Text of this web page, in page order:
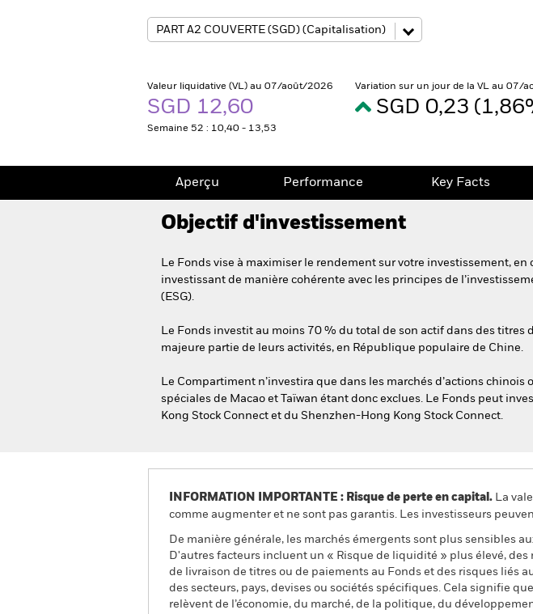
Valeur liquidative (VL) au 07/août/2026
SGD 12,60
Semaine 52 : 10,40 - 13,53
Variation sur un jour de la VL au 07/
SGD 0,23
Aperçu Performance Key Facts
Objectif d'investissement
Le Fonds vise à maximiser le rendement sur votre investissement,
investissant de manière cohérente avec les principes de
(ESG).
Le Fonds investit au moins 70 % du total de son actif dans des titres
majeure partie de leurs activités, en République populaire de Chine.
Le Compartiment n’investira que dans les marchés d’actions
spéciales de Macao et Taïwan étant donc exclues. Le Fonds peut
Kong Stock Connect et du Shenzhen-Hong Kong Stock Connect.
INFORMATION IMPORTANTE : Risque de perte en capital. La
comme augmenter et ne sont pas garantis. Les investisseurs
De manière générale, les marchés émergents sont plus sensibles
D'autres facteurs incluent un « Risque de liquidité » plus élevé,
de livraison de titres ou de paiements au Fonds et des risques liés
des secteurs, pays, devises ou sociétés spécifiques. Cela signifie
relèvent de l’économie, du marché, de la politique, du